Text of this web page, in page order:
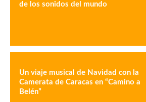
de los sonidos del mundo
Un viaje musical de Navidad con la
Camerata de Caracas en “Camino a
Belén”